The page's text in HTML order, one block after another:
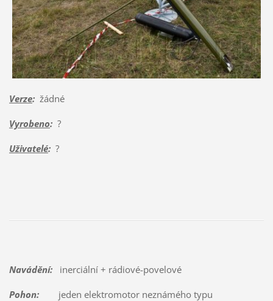
Verze:žádné
Vyrobeno:?
Uživatelé:?
Navádění:inerciální + rádiové-povelové
Pohon:jeden elektromotor neznámého typu